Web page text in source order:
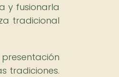
y fusionarla
tradicional
tradiciones.